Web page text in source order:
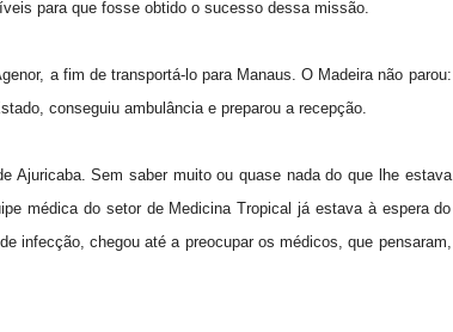
para que fosse obtido o sucesso dessa missão.
a fim de transportá-lo para Manaus. O Madeira não parou:
conseguiu ambulância e preparou a recepção.
Ajuricaba. Sem saber muito ou quase nada do que lhe estava
médica do setor de Medicina Tropical já estava à espera do
infecção, chegou até a preocupar os médicos, que pensaram,